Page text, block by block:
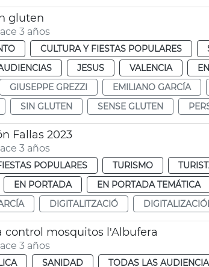
gluten
3 años
CULTURA Y FIESTAS POPULARES
JESUS VALENCIA
GIUSEPPE GREZZI EMILIANO GARCÍA
SIN GLUTEN SENSE GLUTEN
Fallas 2023
3 años
POPULARES TURISMO
EN PORTADA EN PORTADA TEMÁTICA
DIGITALITZACIÓ
control mosquitos l'Albufera
3 años
SANIDAD TODAS LAS